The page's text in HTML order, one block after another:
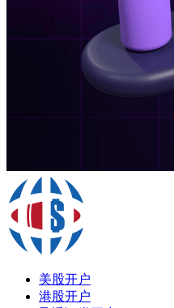
美股开户
港股开户